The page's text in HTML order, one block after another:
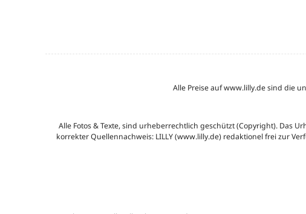
Alle Preise auf www.lilly.de sind die
Alle Fotos & Texte, sind urheberrechtlich geschützt (Copyright). Das
korrekter Quellennachweis: LILLY (www.lilly.de) redaktionel frei zur